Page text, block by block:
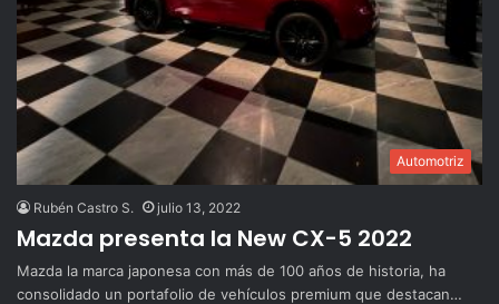
Automotriz
Rubén Castro S. julio 13, 2022
Mazda presenta la New CX-5 2022
Mazda la marca japonesa con más de 100 años de historia, ha
consolidado un portafolio de vehículos premium que destacan…